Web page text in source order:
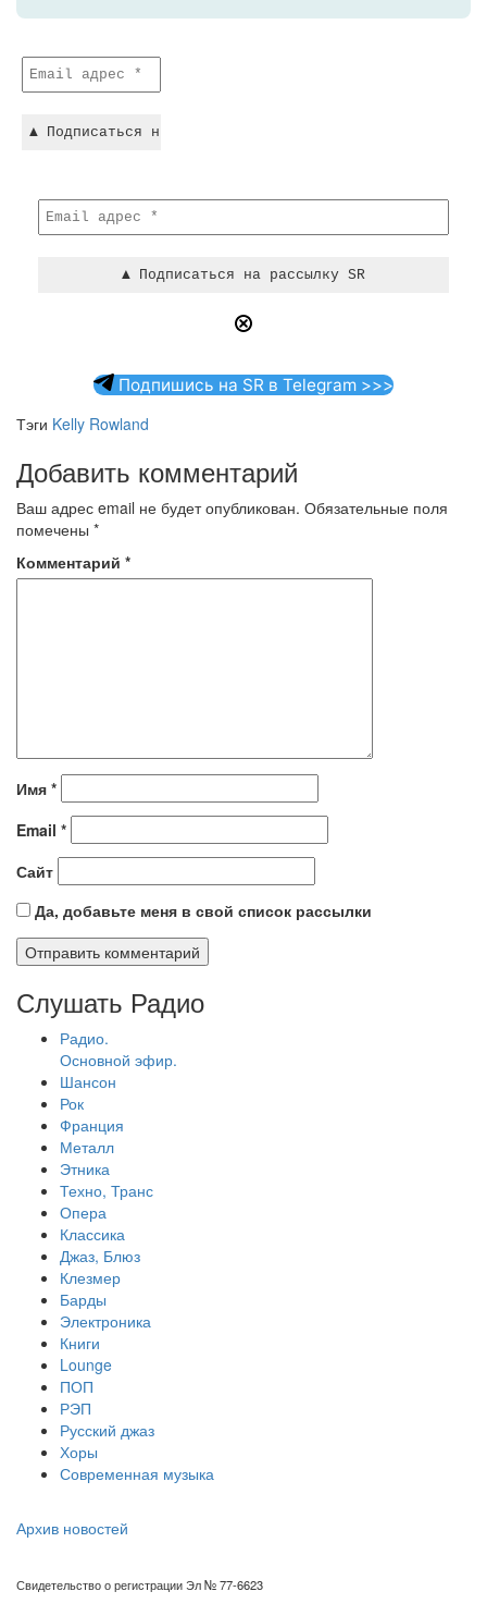
Подпишись на SR в Telegram >>>
Тэги Kelly Rowland
Добавить комментарий
Ваш адрес email не будет опубликован. Обязательные поля
помечены *
Комментарий *
Имя *
Email *
Сайт
Да, добавьте меня в свой список рассылки
Слушать Радио
Радио.
Основной эфир.
Шансон
Рок
Франция
Металл
Этника
Техно, Транс
Опера
Классика
Джаз, Блюз
Клезмер
Барды
Электроника
Книги
Lounge
ПОП
РЭП
Русский джаз
Хоры
Современная музыка
Архив новостей
Свидетельство о регистрации Эл № 77-6623